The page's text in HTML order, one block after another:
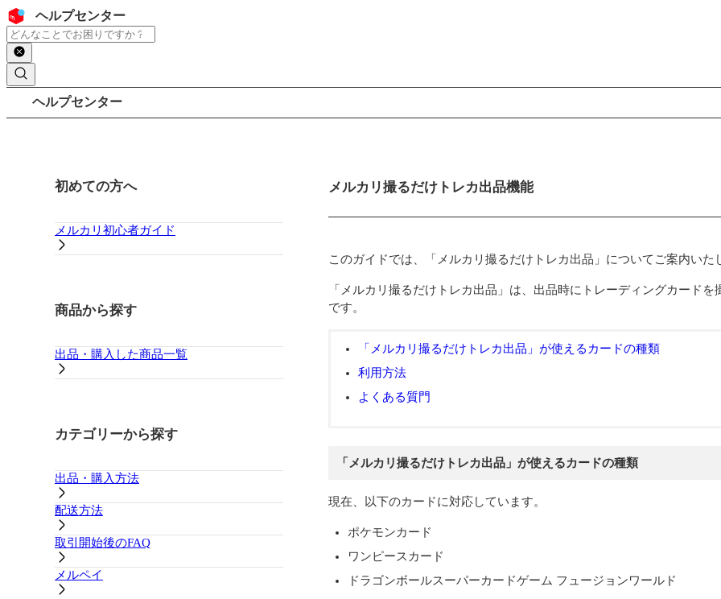
コンテンツにスキップ
ヘッダー
ヘルプセンター
検索
パンくずリスト
ヘルプセンター
サイドバー
初めての方へ
メルカリ初心者ガイド
商品から探す
出品・購入した商品一覧
カテゴリーから探す
出品・購入方法
配送方法
取引開始後のFAQ
メルペイ
メインコンテンツ
メルカリ撮るだけトレカ出品機能
このガイドでは、「メルカリ撮るだけトレカ出品」についてご案内いた
「メルカリ撮るだけトレカ出品」は、出品時にトレーディングカード
です。
「メルカリ撮るだけトレカ出品」が使えるカードの種類
利用方法
よくある質門
「メルカリ撮るだけトレカ出品」が使えるカードの種類
現在、以下のカードに対応しています。
ポケモンカード
ワンピースカード
ドラゴンボールスーパーカードゲーム フュージョンワールド